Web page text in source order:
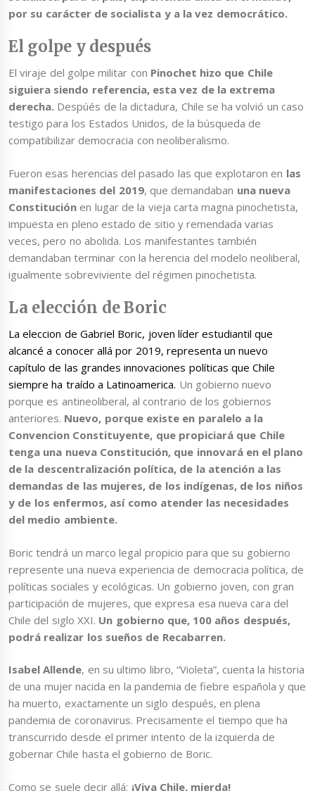
por su carácter de socialista y a la vez democrático.
El golpe y después
El viraje del golpe militar con Pinochet hizo que Chile
siguiera siendo referencia, esta vez de la extrema
derecha. Despúés de la dictadura, Chile se ha volvió un caso
testigo para los Estados Unidos, de la búsqueda de
compatibilizar democracia con neoliberalismo.
Fueron esas herencias del pasado las que explotaron en las
manifestaciones del 2019, que demandaban una nueva
Constitución en lugar de la vieja carta magna pinochetista,
impuesta en pleno estado de sitio y remendada varias
veces, pero no abolida. Los manifestantes también
demandaban terminar con la herencia del modelo neoliberal,
igualmente sobreviviente del régimen pinochetista.
La elección de Boric
La eleccion de Gabriel Boric, joven líder estudiantil que
alcancé a conocer allá por 2019, representa un nuevo
capítulo de las grandes innovaciones políticas que Chile
siempre ha traído a Latinoamerica. Un gobierno nuevo
porque es antineoliberal, al contrario de los gobiernos
anteriores. Nuevo, porque existe en paralelo a la
Convencion Constituyente, que propiciará que Chile
tenga una nueva Constitución, que innovará en el plano
de la descentralización política, de la atención a las
demandas de las mujeres, de los indígenas, de los niños
y de los enfermos, así como atender las necesidades
del medio ambiente.
Boric tendrá un marco legal propicio para que su gobierno
represente una nueva experiencia de democracia política, de
políticas sociales y ecológicas. Un gobierno joven, con gran
participación de mujeres, que expresa esa nueva cara del
Chile del siglo XXI. Un gobierno que, 100 años después,
podrá realizar los sueños de Recabarren.
Isabel Allende, en su ultimo libro, “Violeta”, cuenta la historia
de una mujer nacida en la pandemia de fiebre española y que
ha muerto, exactamente un siglo después, en plena
pandemia de coronavirus. Precisamente el tiempo que ha
transcurrido desde el primer intento de la izquierda de
gobernar Chile hasta el gobierno de Boric.
Como se suele decir allá: ¡Viva Chile, mierda!